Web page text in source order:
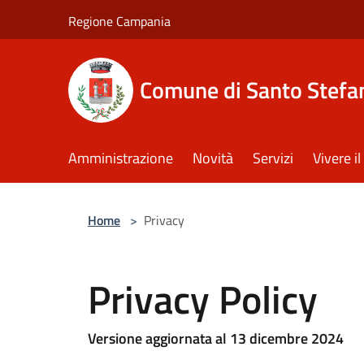
Regione Campania
Comune di Santo
Amministrazione Novità Servizi Vivere
Home > Privacy
Privacy Policy
Versione aggiornata al 13 dicembre 2024